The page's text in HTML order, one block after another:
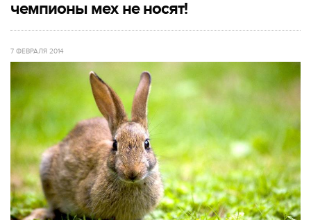
чемпионы мех не носят!
7 ФЕВРАЛЯ 2014